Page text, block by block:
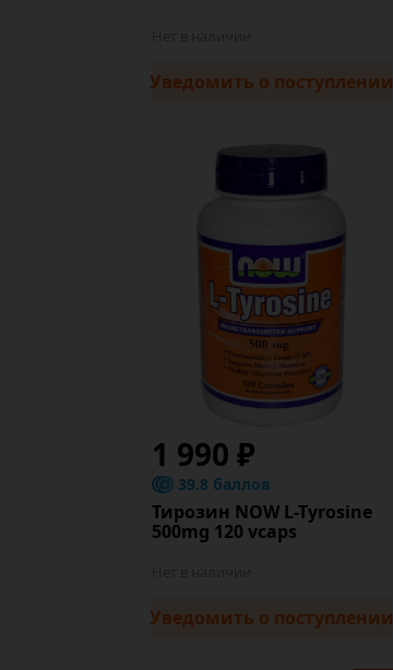
Уведомить о поступлении
1 990 ₽
39.8 баллов
Тирозин NOW L-Tyrosine
500mg 120 vcaps
Уведомить о поступлении